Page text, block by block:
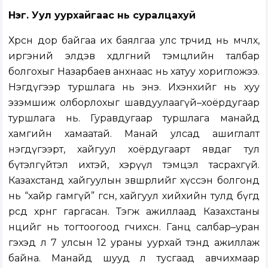
Нэг. Уул уурхайгаас нь суралцахуй
Хөрсөн дор байгаа их баялгаа улс төрчид нь өмчлөх,
иргэний элдэв хөдөлгөөний тэмцлийн талбар
болгохыг Назарбаев анхнаас нь хатуу хоригложээ.
Нэгдүгээр туршлага нь энэ. Ихэнхийг нь хуу
эзэмшиж олборлохыг шавдуулаагүй–хоёрдугаар
туршлага нь. Гуравдугаар туршлага манайд
хамгийн хамаатай. Манай улсад ашиглалт
нэгдүгээрт, хайгуул хоёрдугаарт явдаг тул
бүтэлгүйтэл ихтэй, хэрүүл тэмцэл тасрахгүй.
Казахстанд хайгуулын зөвшөөрлийг хүссэн болгонд
нь “хайр гамгүй” өгсөн, хайгуул хийхийн тулд бүгд
өөрсдөө хөрөнгөө гаргасан. Тэгж ажиллаад Казахстаны
нөөцийг нь тогтоогоод өгчихсөн. Ганц салбар–уран
гэхэд л 7 улсын 12 ураны уурхай тэнд ажиллаж
байна. Манайд шууд л тусгаад авчихмаар